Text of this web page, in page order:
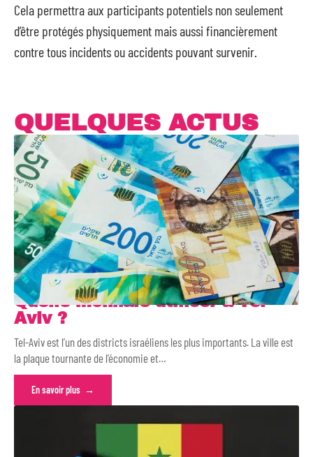
Cela permettra aux participants potentiels non seulement
d’être protégés physiquement mais aussi financièrement
contre tous incidents ou accidents pouvant survenir.
QUELQUES ACTUS
Quelle monnaie utiliser à Tel-
Aviv ?
Tel-Aviv est l’un des districts israéliens les plus importants. La ville est
la plaque tournante de l’économie et…
En savoir plus